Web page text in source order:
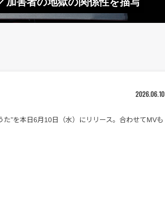
2026.06.10
た”を本日6月10日（水）にリリース。合わせてMVも